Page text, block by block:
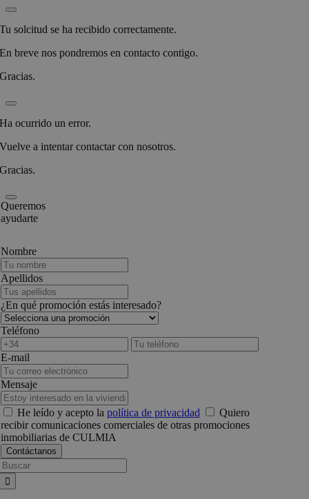
Tu solcitud se ha recibido correctamente.
En breve nos pondremos en contacto contigo.
Gracias.
Ha ocurrido un error.
Vuelve a intentar contactar con nosotros.
Gracias.
Queremos
ayudarte
Nombre
Apellidos
¿En qué promoción estás interesado?
Teléfono
E-mail
Mensaje
He leído y acepto la política de privacidad
Quiero
recibir comunicaciones comerciales de otras promociones
inmobiliarias de CULMIA